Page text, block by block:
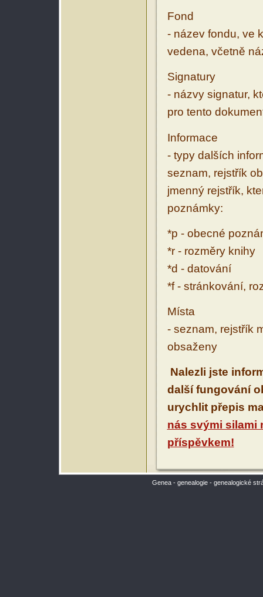
Fond
- název fondu, ve
vedena, včetně
Signatury
- názvy signatur,
pro tento
Informace
- typy dalších
seznam, rejstřík
jmenný rejstřík,
poznámky:
*p - obecné
*r - rozměry knihy
*d - datování
*f - stránkování,
Místa
- seznam, rejstřík
obsaženy
Nalezli jste
další fungování
urychlit přepis
nás svými silami
příspěvkem!
Genea - genealogie - genealogické